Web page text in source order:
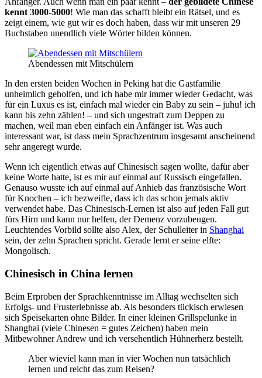
kennt 3000-5000! Wie man das schafft bleibt ein Rätsel, und es
zeigt einem, wie gut wir es doch haben, dass wir mit unseren 29
Buchstaben unendlich viele Wörter bilden können.
Abendessen mit Mitschülern
In den ersten beiden Wochen in Peking hat die Gastfamilie
unheimlich geholfen, und ich habe mir immer wieder Gedacht, was
für ein Luxus es ist, einfach mal wieder ein Baby zu sein – juhu! ich
kann bis zehn zählen! – und sich ungestraft zum Deppen zu
machen, weil man eben einfach ein Anfänger ist. Was auch
interessant war, ist dass mein Sprachzentrum insgesamt anscheinend
sehr angeregt wurde.
Wenn ich eigentlich etwas auf Chinesisch sagen wollte, dafür aber
keine Worte hatte, ist es mir auf einmal auf Russisch eingefallen.
Genauso wusste ich auf einmal auf Anhieb das französische Wort
für Knochen – ich bezweifle, dass ich das schon jemals aktiv
verwendet habe. Das Chinesisch-Lernen ist also auf jeden Fall gut
fürs Hirn und kann nur helfen, der Demenz vorzubeugen.
Leuchtendes Vorbild sollte also Alex, der Schulleiter in Shanghai
sein, der zehn Sprachen spricht. Gerade lernt er seine elfte:
Mongolisch.
Chinesisch in China lernen
Beim Erproben der Sprachkenntnisse im Alltag wechselten sich
Erfolgs- und Frusterlebnisse ab. Als besonders tückisch erwiesen
sich Speisekarten ohne Bilder. In einer kleinen Grillspelunke in
Shanghai (viele Chinesen = gutes Zeichen) haben mein
Mitbewohner Andrew und ich versehentlich Hühnerherz bestellt.
Aber wieviel kann man in vier Wochen nun tatsächlich
lernen und reicht das zum Reisen?